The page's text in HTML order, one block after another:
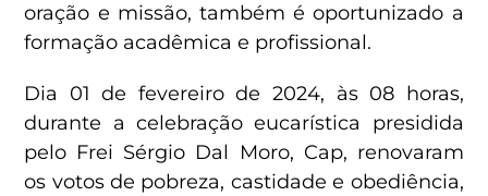
oração e missão, também é oportunizado a
formação acadêmica e profissional.
Dia 01 de fevereiro de 2024, às 08 horas,
durante a celebração eucarística presidida
pelo Frei Sérgio Dal Moro, Cap, renovaram
os votos de pobreza, castidade e obediência,